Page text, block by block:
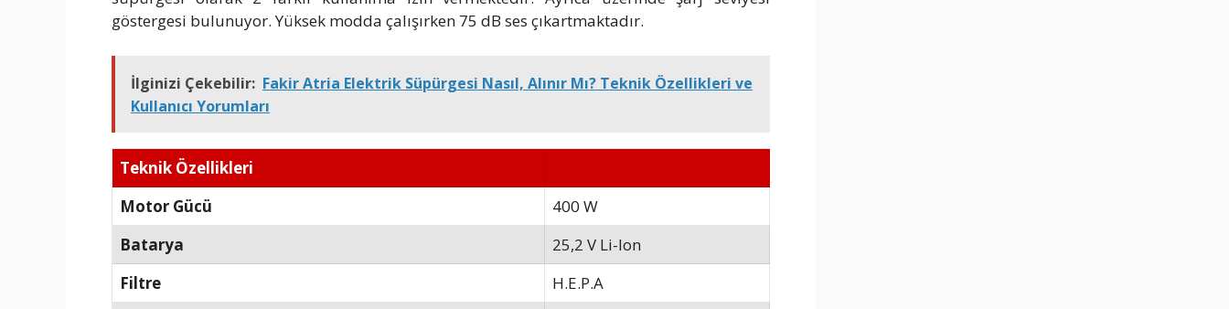
göstergesi bulunuyor. Yüksek modda çalışırken 75 dB ses çıkartmaktadır.
İlginizi Çekebilir: Fakir Atria Elektrik Süpürgesi Nasıl, Alınır Mı? Teknik Özellikleri ve
Kullanıcı Yorumları
Teknik Özellikleri
Motor Gücü
400 W
Batarya
25,2 V Li-Ion
Filtre
H.E.P.A